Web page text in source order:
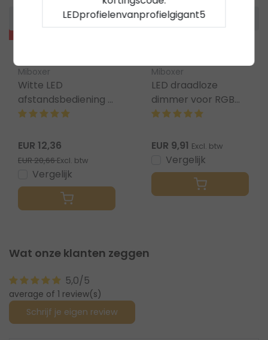
Miboxer
Witte LED
afstandsbediening -
8 zones - Miboxer
EUR 12,36
EUR 20,66Excl. btw
Vergelijk
Miboxer
LED draadloze
dimmer voor RGBW,
RGBWW, RGBCCT -
EUR 9,91 Excl. btw
Vergelijk
Wat onze klanten zeggen
5,0/5
average of 1 review(s)
Schrijf je eigen review
LEDprofielenvanprofielgigant5